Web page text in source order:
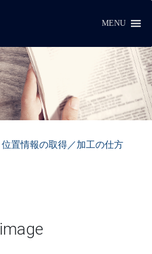
MENU
位置情報の取得／加工の仕方
image